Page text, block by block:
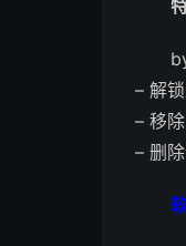
– 解
– 移
– 删